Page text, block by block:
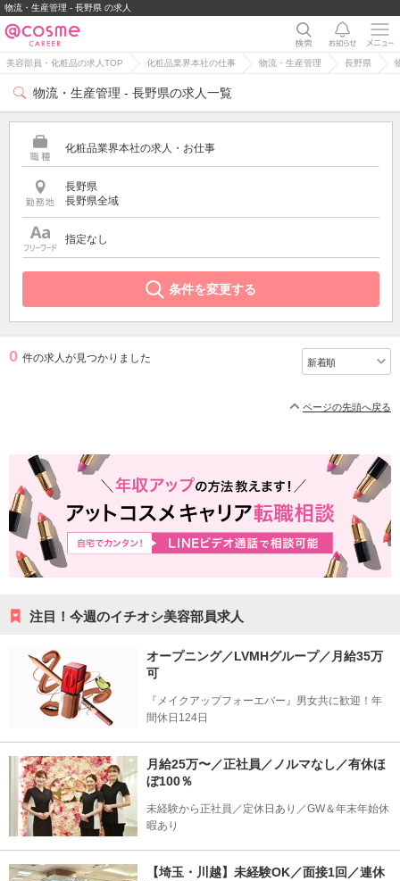
物流・生産管理 - 長野県 の求人
美容部員・化粧品の求人TOP 化粧品業界本社の仕事 物流・生産管理 長野県
物流・生産管理 - 長野県の求人一覧
化粧品業界本社の求人・お仕事
長野県
長野県全域
指定なし
条件を変更する
0 件の求人が見つかりました
ページの先頭へ戻る
注目！今週のイチオシ美容部員求人
オープニング／LVMHグループ／月給35万
可
『メイクアップフォーエバー』男女共に歓迎！年
間休日124日
月給25万〜／正社員／ノルマなし／有休ほ
ぼ100％
未経験から正社員／定休日あり／GW＆年末年始休
暇あり
【埼玉・川越】未経験OK／面接1回／連休